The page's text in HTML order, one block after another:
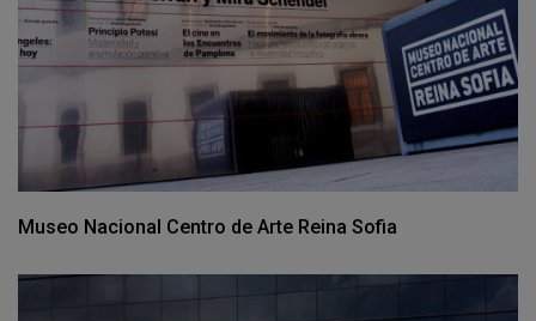
Museo Nacional Centro de Arte Reina Sofia